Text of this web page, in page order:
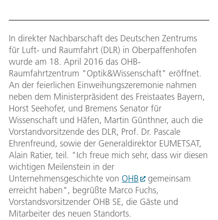
In direkter Nachbarschaft des Deutschen Zentrums
für Luft- und Raumfahrt (DLR) in Oberpaffenhofen
wurde am 18. April 2016 das OHB-
Raumfahrtzentrum "Optik&Wissenschaft" eröffnet.
An der feierlichen Einweihungszeremonie nahmen
neben dem Ministerpräsident des Freistaates Bayern,
Horst Seehofer, und Bremens Senator für
Wissenschaft und Häfen, Martin Günthner, auch die
Vorstandvorsitzende des DLR, Prof. Dr. Pascale
Ehrenfreund, sowie der Generaldirektor EUMETSAT,
Alain Ratier, teil. "Ich freue mich sehr, dass wir diesen
wichtigen Meilenstein in der
Unternehmensgeschichte von OHB
gemeinsam
erreicht haben", begrüßte Marco Fuchs,
Vorstandsvorsitzender OHB SE, die Gäste und
Mitarbeiter des neuen Standorts.